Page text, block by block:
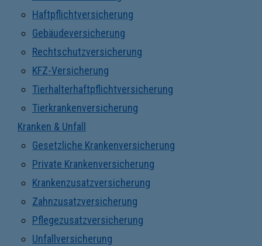
Haftpflichtversicherung
Gebäudeversicherung
Rechtschutzversicherung
KFZ-Versicherung
Tierhalterhaftpflichtversicherung
Tierkrankenversicherung
Kranken & Unfall
Gesetzliche Krankenversicherung
Private Krankenversicherung
Krankenzusatzversicherung
Zahnzusatzversicherung
Pflegezusatzversicherung
Unfallversicherung